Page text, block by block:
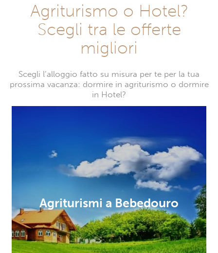
Agriturismo o Hotel?
Scegli tra le offerte
migliori
Scegli l’alloggio fatto su misura per te per la tua
prossima vacanza: dormire in agriturismo o dormire
in Hotel?
Agriturismi a Bebedouro